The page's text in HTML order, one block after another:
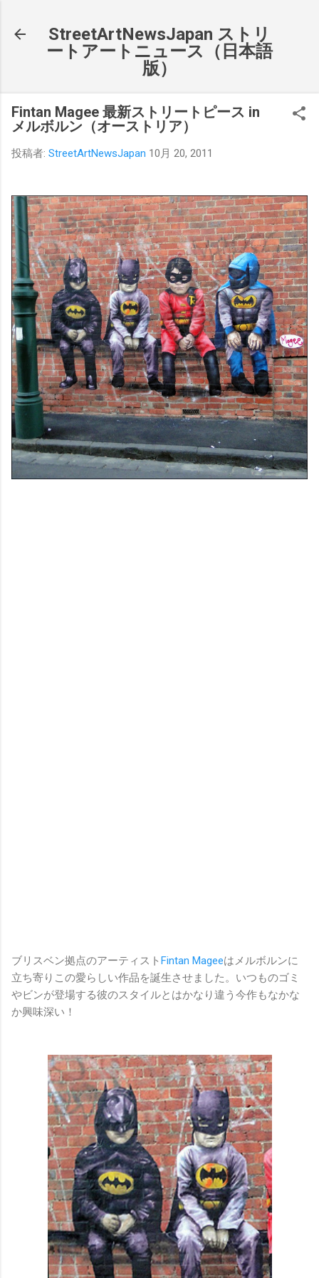
StreetArtNewsJapan ストリ
ートアートニュース（日本語
版）
Fintan Magee 最新ストリートピース in
メルボルン（オーストリア）
投稿者: StreetArtNewsJapan 10月 20, 2011
ブリスベン拠点のアーティスト Fintan Mageeはメルボルンに
立ち寄りこの愛らしい作品を誕生させました。いつものゴミ
やビンが登場する彼のスタイルとはかなり違う今作もなかな
か興味深い！